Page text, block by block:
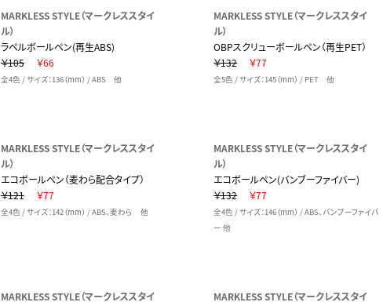
MARKLESS STYLE（マークレススタイ
ル）
ラペルボールペン(再生ABS)
￥105
￥66
全4色 / サイズ：136（mm） / ABS 他
MARKLESS STYLE（マークレススタイ
ル）
OBPスクリューボールペン（再生PET）
￥132
￥77
全5色 / サイズ：145（mm） / PET 他
MARKLESS STYLE（マークレススタイ
ル）
エコボールペン（麦わら配合タイプ）
￥121
￥77
全4色 / サイズ：142（mm） / ABS、麦わら 他
MARKLESS STYLE（マークレススタイ
ル）
エコボールペン(バンブーファイバー)
￥132
￥77
全4色 / サイズ：146（mm） / ABS、バンブーファイバ
ー 他
MARKLESS STYLE（マークレススタイ MARKLESS STYLE（マークレススタイ